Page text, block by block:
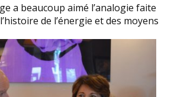
a beaucoup aimé l’analogie faite
de l’énergie et des moyens